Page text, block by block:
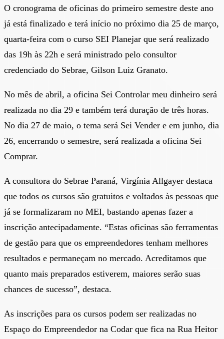
O cronograma de oficinas do primeiro semestre deste ano
já está finalizado e terá início no próximo dia 25 de março,
quarta-feira com o curso SEI Planejar que será realizado
das 19h às 22h e será ministrado pelo consultor
credenciado do Sebrae, Gilson Luiz Granato.
No mês de abril, a oficina Sei Controlar meu dinheiro será
realizada no dia 29 e também terá duração de três horas.
No dia 27 de maio, o tema será Sei Vender e em junho, dia
26, encerrando o semestre, será realizada a oficina Sei
Comprar.
A consultora do Sebrae Paraná, Virgínia Allgayer destaca
que todos os cursos são gratuitos e voltados às pessoas que
já se formalizaram no MEI, bastando apenas fazer a
inscrição antecipadamente. “Estas oficinas são ferramentas
de gestão para que os empreendedores tenham melhores
resultados e permaneçam no mercado. Acreditamos que
quanto mais preparados estiverem, maiores serão suas
chances de sucesso”, destaca.
As inscrições para os cursos podem ser realizadas no
Espaço do Empreendedor na Codar que fica na Rua Heitor